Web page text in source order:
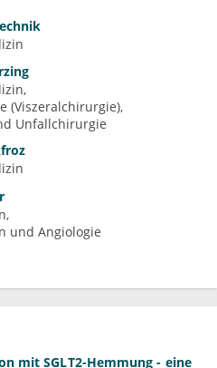
(Viszeralchirurgie)
Unfallchirurgie
und Angiologie
mit SGLT2-Hemmung - eine